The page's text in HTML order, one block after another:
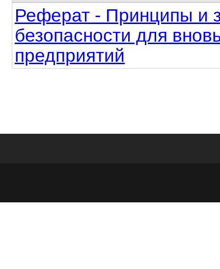
Реферат - Принципы и
безопасности для
предприятий